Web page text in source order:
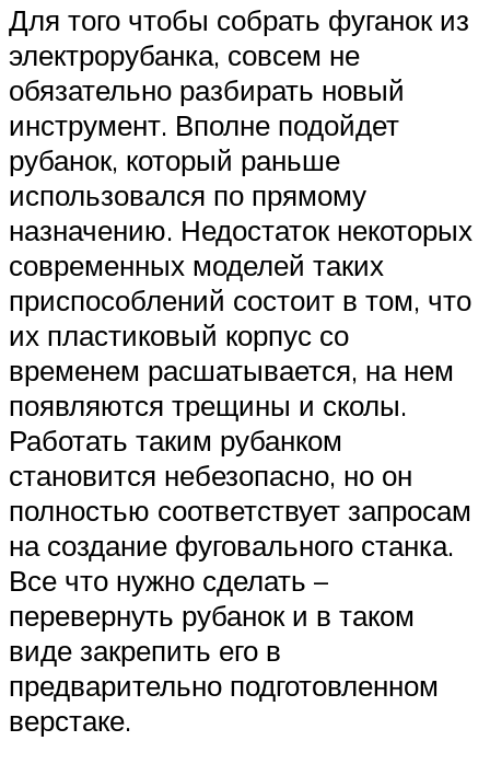
Для того чтобы собрать фуганок из
электрорубанка, совсем не
обязательно разбирать новый
инструмент. Вполне подойдет
рубанок, который раньше
использовался по прямому
назначению. Недостаток некоторых
современных моделей таких
приспособлений состоит в том, что
их пластиковый корпус со
временем расшатывается, на нем
появляются трещины и сколы.
Работать таким рубанком
становится небезопасно, но он
полностью соответствует запросам
на создание фуговального станка.
Все что нужно сделать –
перевернуть рубанок и в таком
виде закрепить его в
предварительно подготовленном
верстаке.